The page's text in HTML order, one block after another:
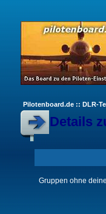
Pilotenboard.de :: DLR-
Details
Gruppen ohne